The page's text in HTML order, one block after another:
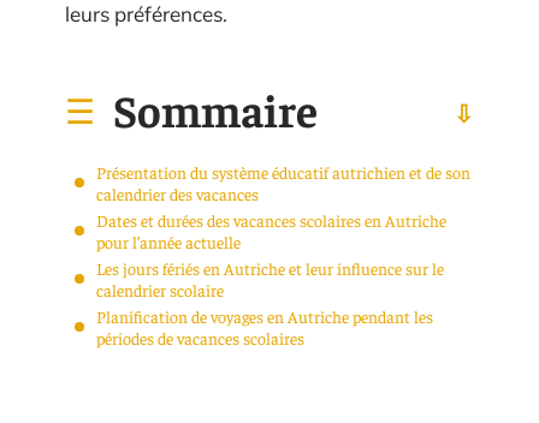
leurs préférences.
Sommaire
Présentation du système éducatif autrichien et de son
calendrier des vacances
Dates et durées des vacances scolaires en Autriche
pour l’année actuelle
Les jours fériés en Autriche et leur influence sur le
calendrier scolaire
Planification de voyages en Autriche pendant les
périodes de vacances scolaires